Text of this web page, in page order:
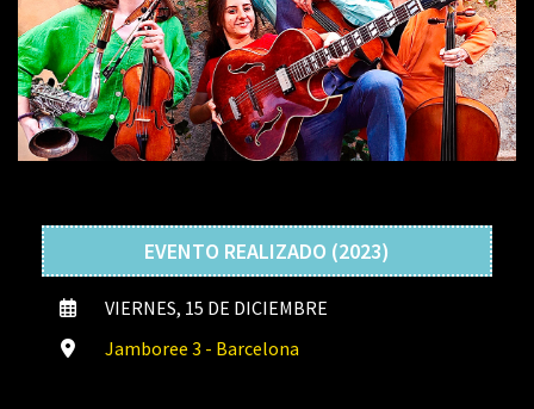
EVENTO REALIZADO (2023)
VIERNES, 15 DE DICIEMBRE
Jamboree 3 - Barcelona